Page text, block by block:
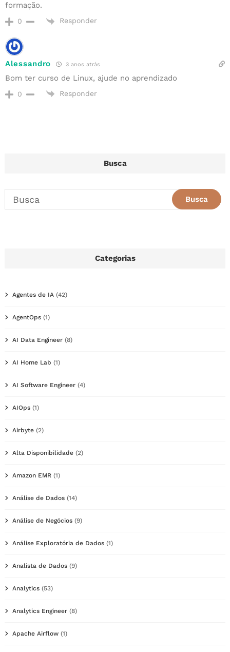
formação.
0 Responder
Alessandro 3 anos atrás
Bom ter curso de Linux, ajude no aprendizado
0 Responder
Busca
Categorias
Agentes de IA (42)
AgentOps (1)
AI Data Engineer (8)
AI Home Lab (1)
AI Software Engineer (4)
AIOps (1)
Airbyte (2)
Alta Disponibilidade (2)
Amazon EMR (1)
Análise de Dados (14)
Análise de Negócios (9)
Análise Exploratória de Dados (1)
Analista de Dados (9)
Analytics (53)
Analytics Engineer (8)
Apache Airflow (1)